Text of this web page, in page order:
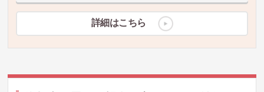
詳細はこちら